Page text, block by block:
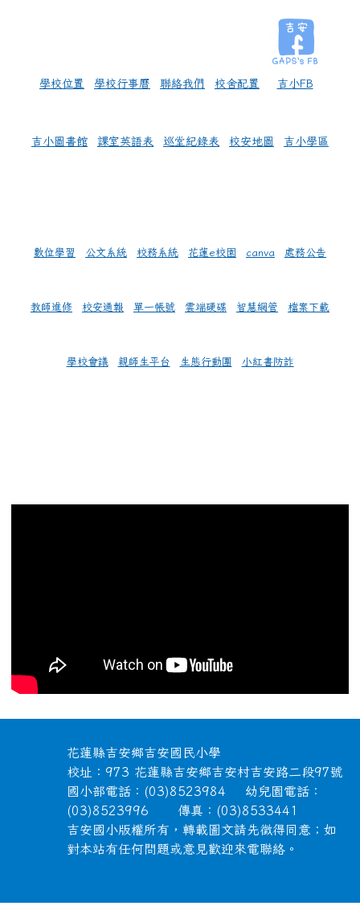
學校位置 學校行事曆 聯絡我們 校舍配置 吉小FB
吉小圖書館 課室英語表 巡堂紀錄表 校安地圖 吉小學區
數位學習 公文系統 校務系統 花蓮e校園 canva 處務公告
教師進修 校安通報 單一帳號 雲端硬碟 智慧網管 檔案下載
學校會議 親師生平台 生態行動團 小紅書防詐
頁尾區域內容
花蓮縣吉安鄉吉安國民小學
校址：973 花蓮縣吉安鄉吉安村吉安路二段97號
國小部電話：(03)8523984 幼兒園電話：
(03)8523996 傳真：(03)8533441
吉安國小版權所有，轉載圖文請先徵得同意；如
對本站有任何問題或意見歡迎來電聯絡。